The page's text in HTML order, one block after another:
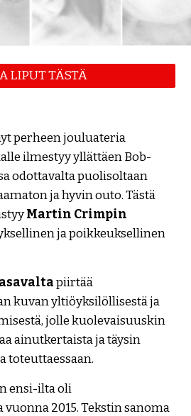
LIPUT TÄSTÄ
perheen jouluateria
ilmestyy yllättäen Bob-
odottavalta puolisoltaan
ja hyvin outo. Tästä
Martin Crimpin
ja poikkeuksellinen
piirtää
kuvan yltiöyksilöllisestä ja
jolle kuolevaisuuskin
ainutkertaista ja täysin
toteuttaessaan.
ensi-ilta oli
2015. Tekstin sanoma